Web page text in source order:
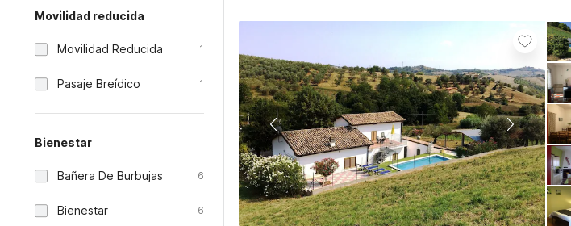
Movilidad reducida
Movilidad Reducida 1
Pasaje Breídico 1
Bienestar
Bañera De Burbujas 6
Bienestar 6